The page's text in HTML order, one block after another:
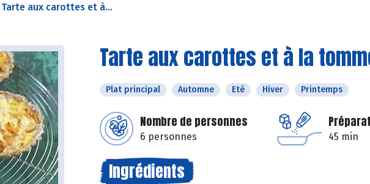
Tarte aux carottes et à...
Tarte aux carottes et à la
Plat principal Automne Eté Hiver Printemps
Nombre de personnes
6 personnes 45 min
Ingrédients